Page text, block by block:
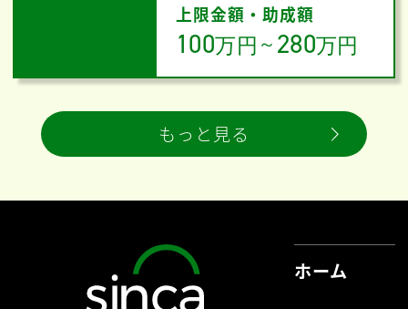
上限金額・助成額
100万円 ～ 280万円
もっと見る
ホーム